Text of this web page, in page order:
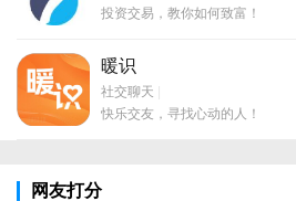
投资交易，教你如何致富！
暖识
社交聊天 |
快乐交友，寻找心动的人！
网友打分